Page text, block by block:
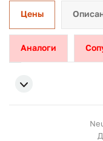
Цены
Аналоги